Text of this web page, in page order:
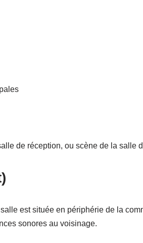
de réception, ou scène de la salle
est située en périphérie de la
sonores au voisinage.